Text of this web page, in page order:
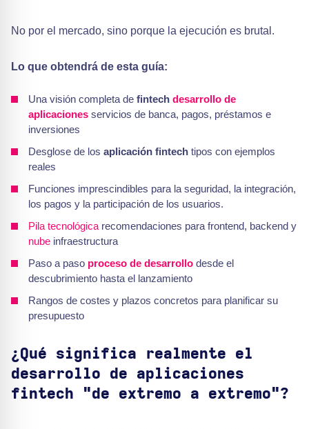
No por el mercado, sino porque la ejecución es brutal.
Lo que obtendrá de esta guía:
Una visión completa de fintech desarrollo de
aplicaciones servicios de banca, pagos, préstamos e
inversiones
Desglose de los aplicación fintech tipos con ejemplos
reales
Funciones imprescindibles para la seguridad, la integración,
los pagos y la participación de los usuarios.
Pila tecnológicarecomendaciones para frontend, backend y
nube infraestructura
Paso a paso proceso de desarrollo desde el
descubrimiento hasta el lanzamiento
Rangos de costes y plazos concretos para planificar su
presupuesto
¿Qué significa realmente el
desarrollo de aplicaciones
fintech "de extremo a extremo"?